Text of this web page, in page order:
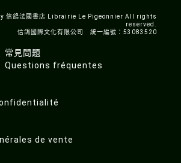
信鴿法國書店 Librairie Le Pigeonnier All rights
reserved.
信鴿國際文化有限公司 統一編號：53083520
常見問題
Questions fréquentes
de vente